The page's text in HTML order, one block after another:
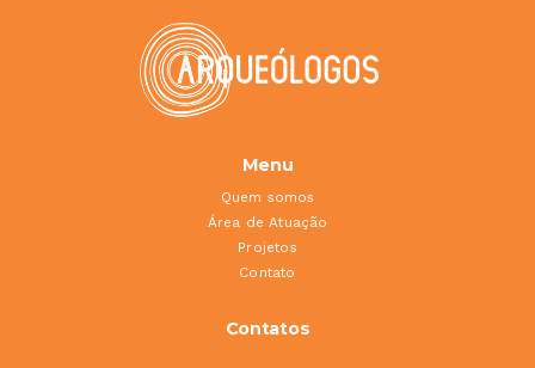
Menu
Quem somos
Área de Atuação
Projetos
Contato
Contatos